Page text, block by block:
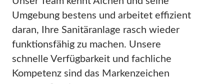
Umgebung bestens und arbeitet effizient
daran, Ihre Sanitäranlage rasch wieder
funktionsfähig zu machen. Unsere
schnelle Verfügbarkeit und fachliche
Kompetenz sind das Markenzeichen